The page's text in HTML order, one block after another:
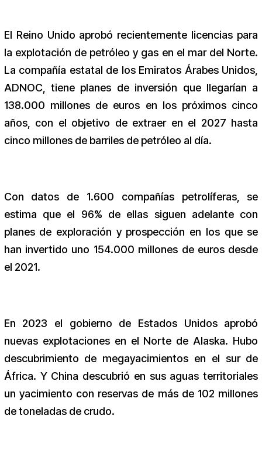
El Reino Unido aprobó recientemente licencias para
la explotación de petróleo y gas en el mar del Norte.
La compañía estatal de los Emiratos Árabes Unidos,
ADNOC, tiene planes de inversión que llegarían a
138.000 millones de euros en los próximos cinco
años, con el objetivo de extraer en el 2027 hasta
cinco millones de barriles de petróleo al día.
Con datos de 1.600 compañías petrolíferas, se
estima que el 96% de ellas siguen adelante con
planes de exploración y prospección en los que se
han invertido uno 154.000 millones de euros desde
el 2021.
En 2023 el gobierno de Estados Unidos aprobó
nuevas explotaciones en el Norte de Alaska. Hubo
descubrimiento de megayacimientos en el sur de
África. Y China descubrió en sus aguas territoriales
un yacimiento con reservas de más de 102 millones
de toneladas de crudo.